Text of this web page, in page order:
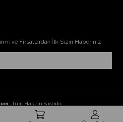
ve Fırsatlardan İlk Sizin Haberiniz
- Tüm Hakları Saklıdır.